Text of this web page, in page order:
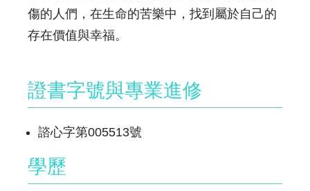
傷的人們，在生命的苦樂中，找到屬於自己的
存在價值與幸福。
證書字號與專業進修
諮心字第005513號
學歷